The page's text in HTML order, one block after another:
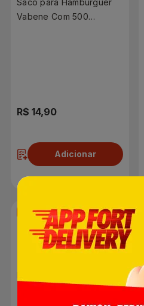
Saco para Hambúrguer
Vabene Com 500
R$ 14,90
Adicionar
-14%